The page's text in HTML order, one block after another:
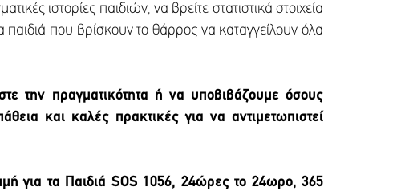
ιστορίες παιδιών, να βρείτε στατιστικά στοιχεία
που βρίσκουν το θάρρος να καταγγείλουν όλα
την πραγματικότητα ή να υποβιβάζουμε όσους
και καλές πρακτικές για να αντιμετωπιστεί
για τα Παιδιά SOS 1056, 24ώρες το 24ωρο, 365